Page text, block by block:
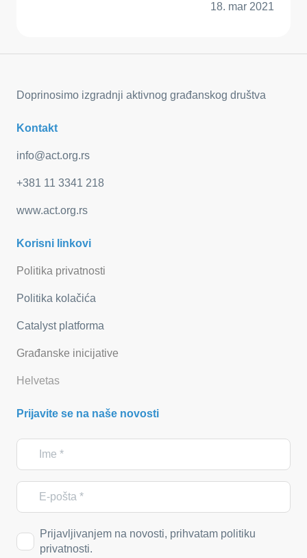
18. mar 2021
Doprinosimo izgradnji aktivnog građanskog društva
Kontakt
info@act.org.rs
+381 11 3341 218
www.act.org.rs
Korisni linkovi
Politika privatnosti
Politika kolačića
Catalyst platforma
Građanske inicijative
Helvetas
Prijavite se na naše novosti
Prijavljivanjem na novosti, prihvatam politiku
privatnosti.